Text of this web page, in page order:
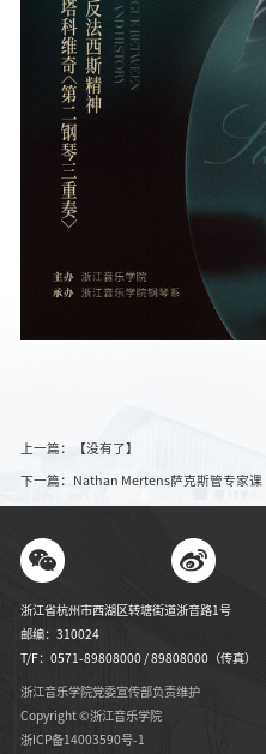
上一篇：【没有了】
下一篇：Nathan Mertens萨克斯管专家课
浙江省杭州市西湖区转塘街道浙音路1号
邮编：310024
T/F：0571-89808000 / 89808000（传真）
浙江音乐学院党委宣传部负责维护
Copyright ©️浙江音乐学院
浙ICP备14003590号-1